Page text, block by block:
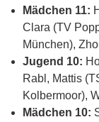
Mädchen 11:
Clara (TV
München),
Jugend 10:
Rabl, Mattis
Kolbermoor),
Mädchen 10: